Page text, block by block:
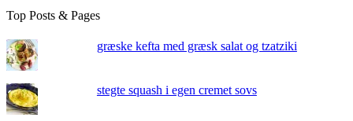
Top Posts & Pages
græske kefta med græsk salat og tzatziki
stegte squash i egen cremet sovs